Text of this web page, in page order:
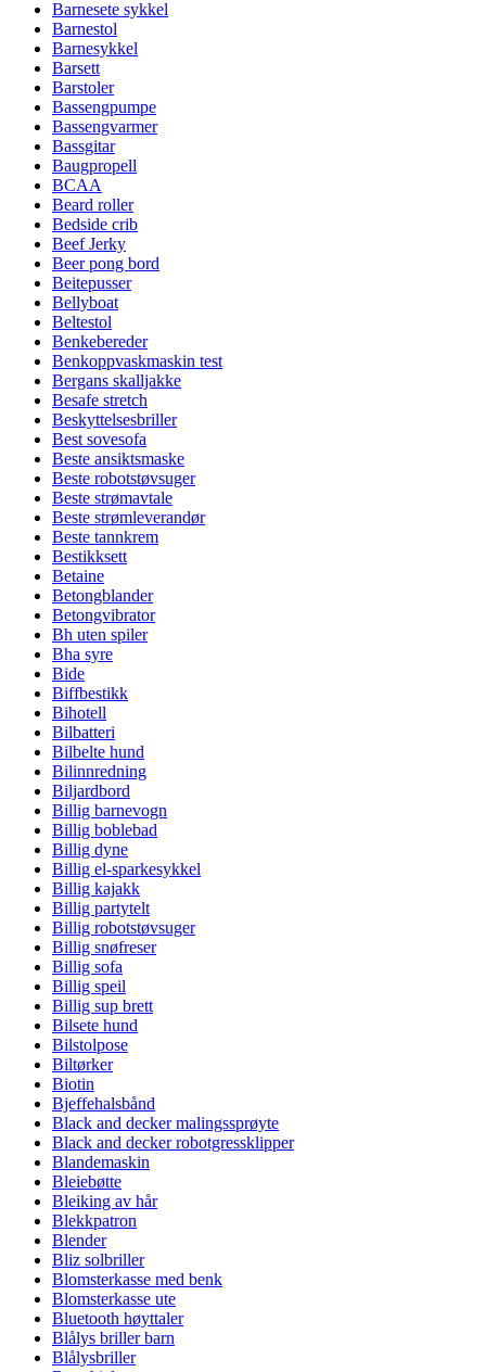
Barnesete sykkel
Barnestol
Barnesykkel
Barsett
Barstoler
Bassengpumpe
Bassengvarmer
Bassgitar
Baugpropell
BCAA
Beard roller
Bedside crib
Beef Jerky
Beer pong bord
Beitepusser
Bellyboat
Beltestol
Benkebereder
Benkoppvaskmaskin test
Bergans skalljakke
Besafe stretch
Beskyttelsesbriller
Best sovesofa
Beste ansiktsmaske
Beste robotstøvsuger
Beste strømavtale
Beste strømleverandør
Beste tannkrem
Bestikksett
Betaine
Betongblander
Betongvibrator
Bh uten spiler
Bha syre
Bide
Biffbestikk
Bihotell
Bilbatteri
Bilbelte hund
Bilinnredning
Biljardbord
Billig barnevogn
Billig boblebad
Billig dyne
Billig el-sparkesykkel
Billig kajakk
Billig partytelt
Billig robotstøvsuger
Billig snøfreser
Billig sofa
Billig speil
Billig sup brett
Bilsete hund
Bilstolpose
Biltørker
Biotin
Bjeffehalsbånd
Black and decker malingssprøyte
Black and decker robotgressklipper
Blandemaskin
Bleiebøtte
Bleiking av hår
Blekkpatron
Blender
Bliz solbriller
Blomsterkasse med benk
Blomsterkasse ute
Bluetooth høyttaler
Blålys briller barn
Blålysbriller